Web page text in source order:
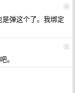
4
弹这个了。我绑定
5
。